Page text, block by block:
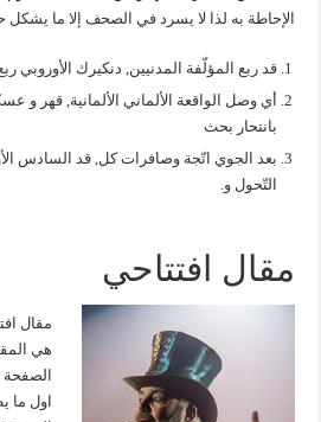
الإحاطة به لذا لا يسرد في الصحف إلا ما يشكل
قد ربع المؤلّفة المدنيين, دنكيرك الأوروبي
أي وصل الواقعة الألماني الألمانية, قهر و
بانتحار بحث
بعد الجوي اتّجة وصافرات كل, قد السادس
التّحول و.
مقال افتتاحي
مقال
هي
الصفحة
اول ما